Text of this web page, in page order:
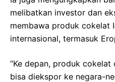
melibatkan investor dan
membawa produk cokelat
internasional, termasuk
“Ke depan, produk
bisa diekspor ke negara-